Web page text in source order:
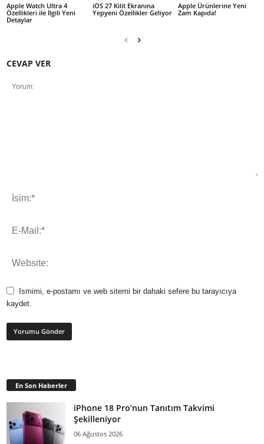
Apple Watch Ultra 4
Özellikleri ile İlgili Yeni
Detaylar
iOS 27 Kilit Ekranına
Yepyeni Özellikler Geliyor
Apple Ürünlerine Yeni
Zam Kapıda!
CEVAP VER
Ismimi, e-postamı ve web sitemi bir dahaki sefere bu tarayıcıya
kaydet.
En Son Haberler
iPhone 18 Pro’nun Tanıtım Takvimi
Şekilleniyor
06 Ağustos 2026